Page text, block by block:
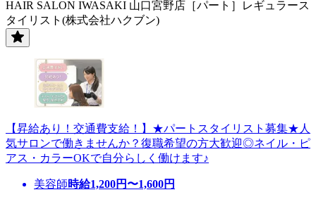
HAIR SALON IWASAKI 山口宮野店［パート］レギュラース
タイリスト(株式会社ハクブン)
【昇給あり！交通費支給！】★パートスタイリスト募集★人
気サロンで働きませんか？復職希望の方大歓迎◎ネイル・ピ
アス・カラーOKで自分らしく働けます♪
美容師時給1,200円〜1,600円